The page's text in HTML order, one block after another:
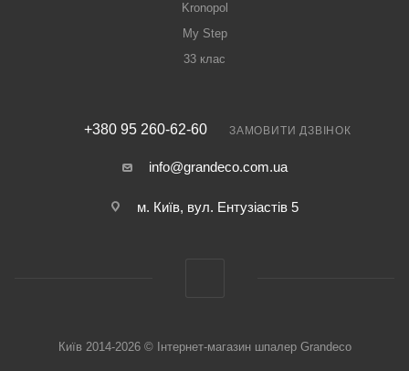
Kronopol
My Step
33 клас
+380 95 260-62-60 ЗАМОВИТИ ДЗВІНОК
info@grandeco.com.ua
м. Київ, вул. Ентузіастів 5
Київ 2014-2026 © Інтернет-магазин шпалер Grandeco